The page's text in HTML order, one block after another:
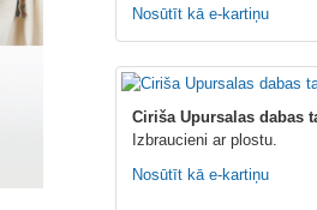
Nosūtīt kā e-kartiņu
Ciriša Upursalas dabas
Izbraucieni ar plostu.
Nosūtīt kā e-kartiņu